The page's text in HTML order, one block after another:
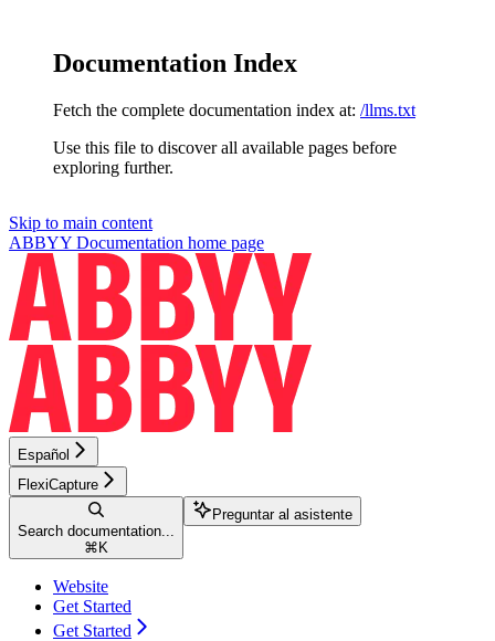
Documentation Index
Fetch the complete documentation index at: /llms.txt
Use this file to discover all available pages before
exploring further.
Skip to main content
ABBYY Documentation home page
Español
FlexiCapture
Search documentation...
⌘ K
Preguntar al asistente
Website
Get Started
Get Started